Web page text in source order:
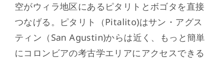
空がウィラ地区にあるピタリトとボゴタを直接
つなげる。ピタリト（Pitalito)はサン・アグス
ティン（San Agustin)からは近く、もっと簡単
にコロンビアの考古学エリアにアクセスできる